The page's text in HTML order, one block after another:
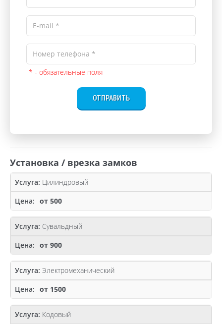
* - обязательные поля
ОТПРАВИТЬ
Установка / врезка замков
Цилиндровый
от 500
Сувальдный
от 900
Электромеханический
от 1500
Кодовый